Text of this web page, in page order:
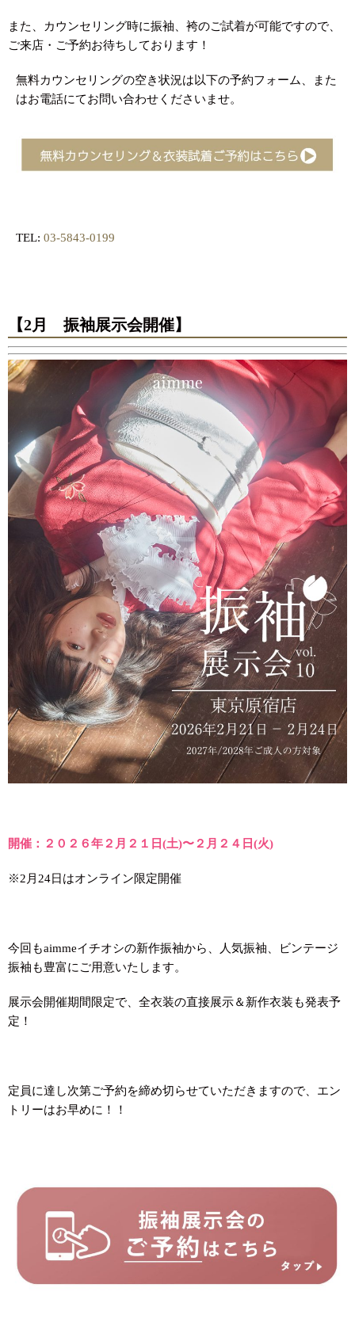
また、カウンセリング時に振袖、袴のご試着が可能ですので、
ご来店・ご予約お待ちしております！
無料カウンセリングの空き状況は以下の予約フォーム、また
はお電話にてお問い合わせくださいませ。
TEL: 03-5843-0199
【2月 振袖展示会開催】
開催：２０２６年２月２１日(土)〜２月２４日(火)
※2月24日はオンライン限定開催
今回もaimmeイチオシの新作振袖から、人気振袖、ビンテージ
振袖も豊富にご用意いたします。
展示会開催期間限定で、全衣装の直接展示＆新作衣装も発表予
定！
定員に達し次第ご予約を締め切らせていただきますので、エン
トリーはお早めに！！